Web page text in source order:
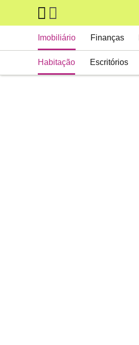
Skip to main content
Main navigation
Imobiliário
Habitação Escritórios
Finanças